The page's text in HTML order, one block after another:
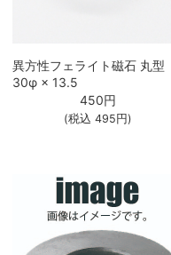
異方性フェライト磁石 丸型
30φ × 13.5
450円
(税込 495円)